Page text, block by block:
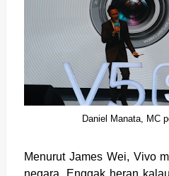
Daniel Manata, MC
Menurut James Wei, Vivo
negara. Enggak heran